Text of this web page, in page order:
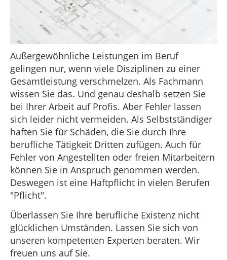
Außergewöhnliche Leistungen im Beruf
gelingen nur, wenn viele Disziplinen zu einer
Gesamtleistung verschmelzen. Als Fachmann
wissen Sie das. Und genau deshalb setzen Sie
bei Ihrer Arbeit auf Profis. Aber Fehler lassen
sich leider nicht vermeiden. Als Selbstständiger
haften Sie für Schäden, die Sie durch Ihre
berufliche Tätigkeit Dritten zufügen. Auch für
Fehler von Angestellten oder freien Mitarbeitern
können Sie in Anspruch genommen werden.
Deswegen ist eine Haftpflicht in vielen Berufen
"Pflicht".
Überlassen Sie Ihre berufliche Existenz nicht
glücklichen Umständen. Lassen Sie sich von
unseren kompetenten Experten beraten. Wir
freuen uns auf Sie.